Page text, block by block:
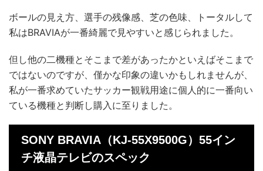
ボールの見え方、選手の残像感、芝の色味、トータルして
私はBRAVIAが一番綺麗で見やすいと感じられました。
但し他の二機種とそこまで差があったかといえばそこまで
ではないのですが、僅かな印象の違いかもしれませんが、
私が一番求めていたサッカー観戦用途に個人的に一番向い
ている機種と判断し購入に至りました。
SONY BRAVIA（KJ-55X9500G）55イン
チ液晶テレビのスペック